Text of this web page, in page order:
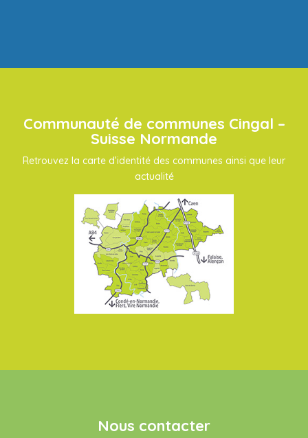
Communauté de communes Cingal –
Suisse Normande
Retrouvez la carte d’identité des communes ainsi que leur
actualité
Nous contacter